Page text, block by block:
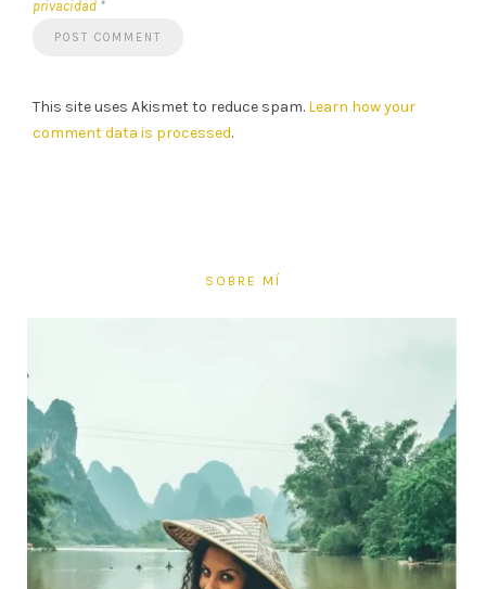
privacidad *
This site uses Akismet to reduce spam. Learn how your
comment data is processed.
SOBRE MÍ